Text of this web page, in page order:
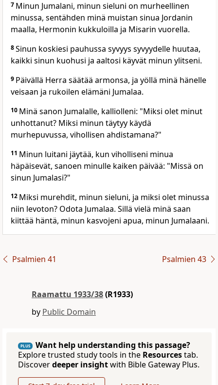
7 Minun Jumalani, minun sieluni on murheellinen
minussa, sentähden minä muistan sinua Jordanin
maalla, Hermonin kukkuloilla ja Misarin vuorella.
8Sinun koskiesi pauhussa syvyys syvyydelle huutaa,
kaikki sinun kuohusi ja aaltosi käyvät minun ylitseni.
9 Päivällä Herra säätää armonsa, ja yöllä minä hänelle
veisaan ja rukoilen elämäni Jumalaa.
10 Minä sanon Jumalalle, kalliolleni: "Miksi olet minut
unhottanut? Miksi minun täytyy käydä
murhepuvussa, vihollisen ahdistamana?"
11 Minun luitani jäytää, kun viholliseni minua
häpäisevät, sanoen minulle kaiken päivää: "Missä on
sinun Jumalasi?"
12 Miksi murehdit, minun sieluni, ja miksi olet minussa
niin levoton? Odota Jumalaa. Sillä vielä minä saan
kiittää häntä, minun kasvojeni apua, minun Jumalaani.
Psalmien 41 Psalmien 43
Raamattu 1933/38(R1933)
by Public Domain
PLUS
Want help understanding this passage?
Explore trusted study tools in the Resourcestab.
Discoverdeeper insightwith Bible Gateway Plus.